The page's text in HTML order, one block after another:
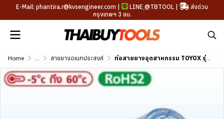
E-Mail: phantira.r@kvsengineer.com | LINE @TBTOOL |
ส่งด่วน
กรุงเทพฯ 3 ชม.
Home ... สายยางอเนกประสงค์ ท่อสายยางอุตสาหกรรม TOYOX รุ่น TOYORON ขนาด 5/32"-3"